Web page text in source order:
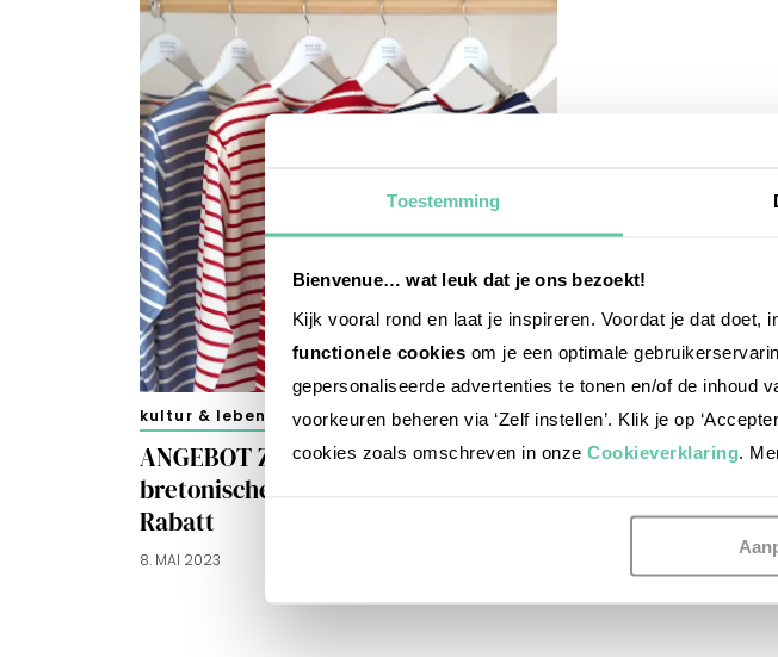
Toestemming
Bienvenue… wat leuk dat je ons bezoekt!
Kijk vooral rond en laat je inspireren. Voordat je dat doet,
functionele cookies om je een optimale
gepersonaliseerde advertenties te tonen en/of de inhoud
voorkeuren beheren via ‘Zelf instellen’. Klik je op
cookies zoals omschreven in onze Cookieverklaring.
kultur & lebensart
ANGEBOT ZUM MUTTERTAG :
bretonische Streifen-Shirts mit
Rabatt
8. MAI 2023